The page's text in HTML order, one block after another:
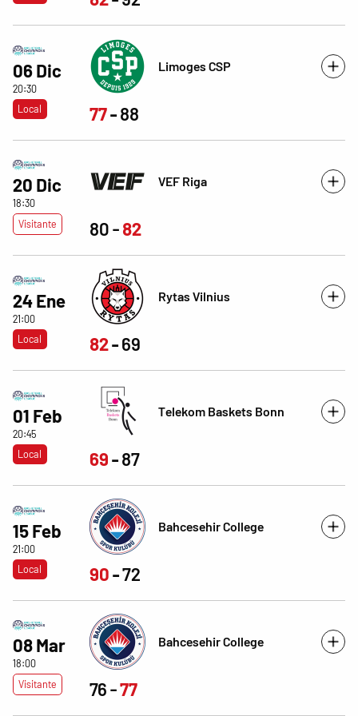
06 Dic
20:30
Local
Limoges CSP
77 88
20 Dic
18:30
Visitante
VEF Riga
80 82
24 Ene
21:00
Local
Rytas Vilnius
82 69
01 Feb
20:45
Local
Telekom Baskets Bonn
69 87
15 Feb
21:00
Local
Bahcesehir College
90 72
08 Mar
18:00
Visitante
Bahcesehir College
76 77